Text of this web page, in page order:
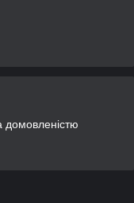
домовленістю